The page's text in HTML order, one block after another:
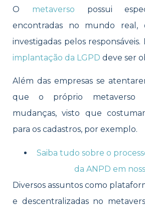
O metaverso possui
encontradas no mundo real,
investigadas pelos
implantação da LGPD deve ser
Além das empresas se
que o próprio metaverso
mudanças, visto que
para os cadastros, por exemplo.
Saiba tudo sobre o
da ANPD em
Diversos assuntos como
e descentralizadas no